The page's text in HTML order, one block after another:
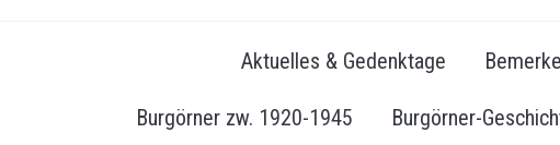
Aktuelles & Gedenktage
Burgörner zw. 1920-1945 Burgörner-